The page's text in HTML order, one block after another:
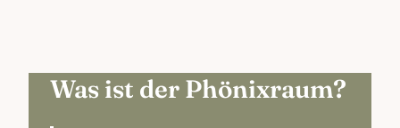
Was ist der Phönixraum?